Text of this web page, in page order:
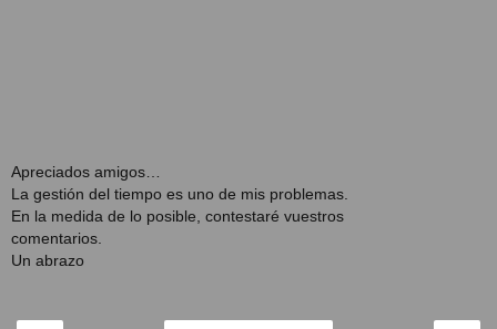
Apreciados amigos…
La gestión del tiempo es uno de mis problemas.
En la medida de lo posible, contestaré vuestros
comentarios.
Un abrazo